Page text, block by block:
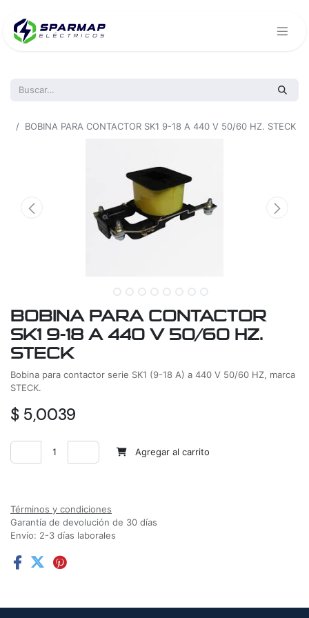
BOBINA PARA CONTACTOR SK1 9-18 A 440 V 50/60 HZ. STECK
BOBINA PARA CONTACTOR
SK1 9-18 A 440 V 50/60 HZ.
STECK
Bobina para contactor serie SK1 (9-18 A) a 440 V 50/60 HZ, marca
STECK.
$ 5,0039
Agregar al carrito
Términos y condiciones
Garantía de devolución de 30 días
Envío: 2-3 días laborales